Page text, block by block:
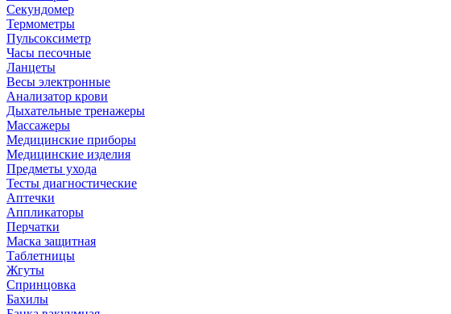
Секундомер
Термометры
Пульсоксиметр
Часы песочные
Ланцеты
Весы электронные
Анализатор крови
Дыхательные тренажеры
Массажеры
Медицинские приборы
Медицинские изделия
Предметы ухода
Тесты диагностические
Аптечки
Аппликаторы
Перчатки
Маска защитная
Таблетницы
Жгуты
Спринцовка
Бахилы